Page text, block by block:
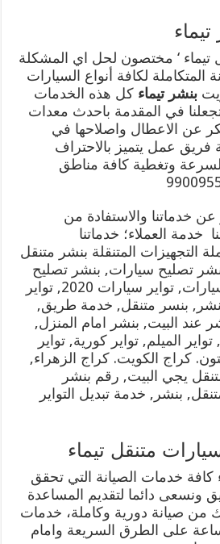
تيماء ‘ مختصون لحل اي المشكلة
المتكاملة لكافة أنواع السيارات
بنشر تيماءكل هذه الخدمات
في المقدمة باحدث معدات
عن الاعطال واصلاحها في
عمل يتميز بالاحتراف
السرعة وتغطية كافة مناطق
خدماتنا والاستفادة من
خدمة العملاء؛ خدماتنا
التجهيزات المتنقلة بنشر متنقل
تصليح سيارات, بنشر تصليح
سيارة, تركيب تواير سيارات, تواير سيارات 2020, تواير
بنسر متنقل, خدمة طريق,
البيت, بنشر امام المنزل,
الميلم, تواير كورية, تواير
كراج الكويت. كراج الزهراء,
يجي البيت, رقم بنشر
بنشر, خدمة تبديل التواير
متنقل تيماء
كافة خدمات الصيانة التي تحقق
ونسعى دائما لتقديم المساعدة
من صيانة دورية وكاملة، خدمات
على مدار 24 ساعة على الطرق السريعة وامام